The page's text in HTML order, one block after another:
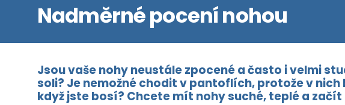
Nadměrné pocení nohou
Jsou vaše nohy neustále zpocené a často i velmi
soli? Je nemožné chodit v pantoflích, protože v
když jste bosí? Chcete mít nohy suché, teplé a